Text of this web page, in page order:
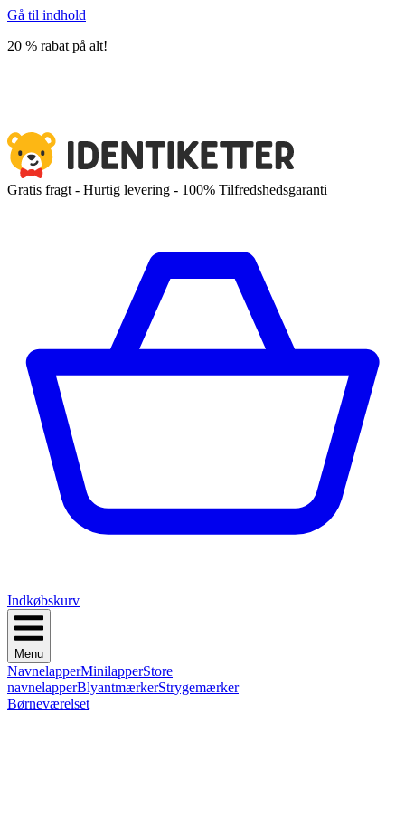
Gå til indhold
20 % rabat på alt!
Gratis fragt - Hurtig levering - 100% Tilfredshedsgaranti
Indkøbskurv
Menu
NavnelapperMinilapperStore
navnelapperBlyantmærkerStrygemærker
Børneværelset